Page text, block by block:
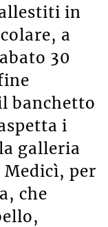
in
a
30
banchetto
i
galleria
Medicì, per
che